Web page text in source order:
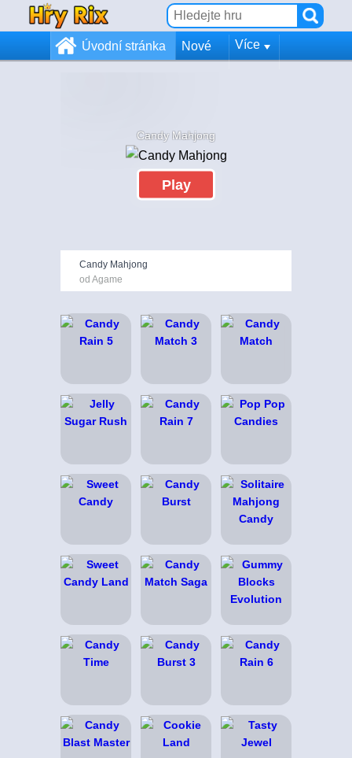
Úvodní stránka Nové Více
Candy Mahjong
Play
Candy Mahjong
od Agame